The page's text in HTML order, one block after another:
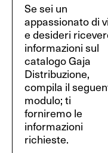
Se sei un
appassionato di
e desideri
informazioni sul
catalogo Gaja
Distribuzione,
compila il
modulo; ti
forniremo le
informazioni
richieste.